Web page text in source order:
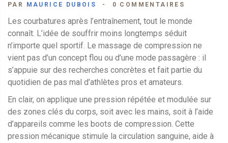
PAR MAURICE DUBOIS 0 COMMENTAIRES
Les courbatures après l’entraînement, tout le monde
connaît. L’idée de souffrir moins longtemps séduit
n’importe quel sportif. Le massage de compression ne
vient pas d’un concept flou ou d’une mode passagère : il
s’appuie sur des recherches concrètes et fait partie du
quotidien de pas mal d’athlètes pros et amateurs.
En clair, on applique une pression répétée et modulée sur
des zones clés du corps, soit avec les mains, soit à l’aide
d’appareils comme les boots de compression. Cette
pression mécanique stimule la circulation sanguine, aide à